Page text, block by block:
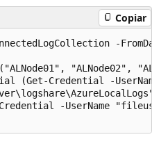
Copiar
-
"ALNode02",
(Get-Credential -
-UserName